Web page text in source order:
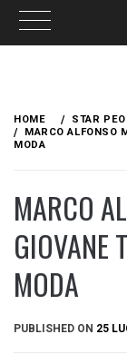
content
HOME
STAR
MARCO ALFONSO
MODA
MARCO
GIOVANE
MODA
PUBLISHED ON 25